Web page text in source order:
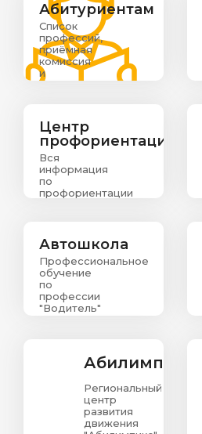
Абитуриентам
Список
профессий,
приёмная
комиссия
и
информация
абитуриентов
Центр
профориентации
Вся
информация
по
профориентации
Автошкола
Профессиональное
обучение
по
профессии
"Водитель"
Абилимпикс
Региональный
центр
развития
движения